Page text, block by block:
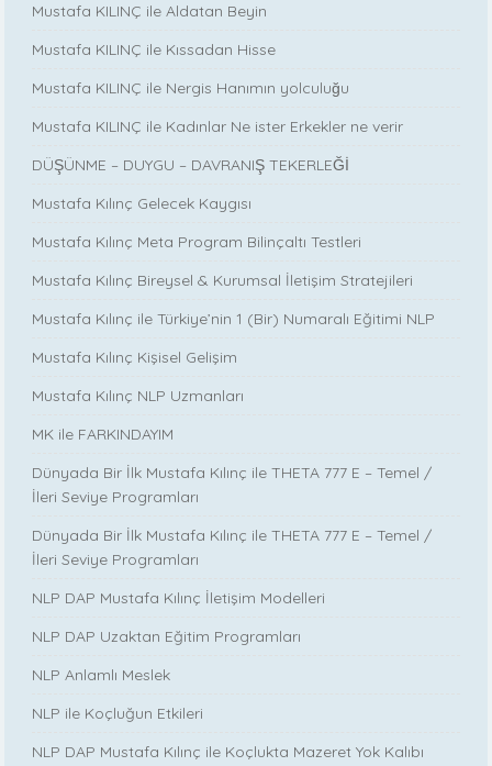
Mustafa KILINÇ ile Aldatan Beyin
Mustafa KILINÇ ile Kıssadan Hisse
Mustafa KILINÇ ile Nergis Hanımın yolculuğu
Mustafa KILINÇ ile Kadınlar Ne ister Erkekler ne verir
DÜŞÜNME – DUYGU – DAVRANIŞ TEKERLEĞİ
Mustafa Kılınç Gelecek Kaygısı
Mustafa Kılınç Meta Program Bilinçaltı Testleri
Mustafa Kılınç Bireysel & Kurumsal İletişim Stratejileri
Mustafa Kılınç ile Türkiye’nin 1 (Bir) Numaralı Eğitimi NLP
Mustafa Kılınç Kişisel Gelişim
Mustafa Kılınç NLP Uzmanları
MK ile FARKINDAYIM
Dünyada Bir İlk Mustafa Kılınç ile THETA 777 E – Temel /
İleri Seviye Programları
Dünyada Bir İlk Mustafa Kılınç ile THETA 777 E – Temel /
İleri Seviye Programları
NLP DAP Mustafa Kılınç İletişim Modelleri
NLP DAP Uzaktan Eğitim Programları
NLP Anlamlı Meslek
NLP ile Koçluğun Etkileri
NLP DAP Mustafa Kılınç ile Koçlukta Mazeret Yok Kalıbı